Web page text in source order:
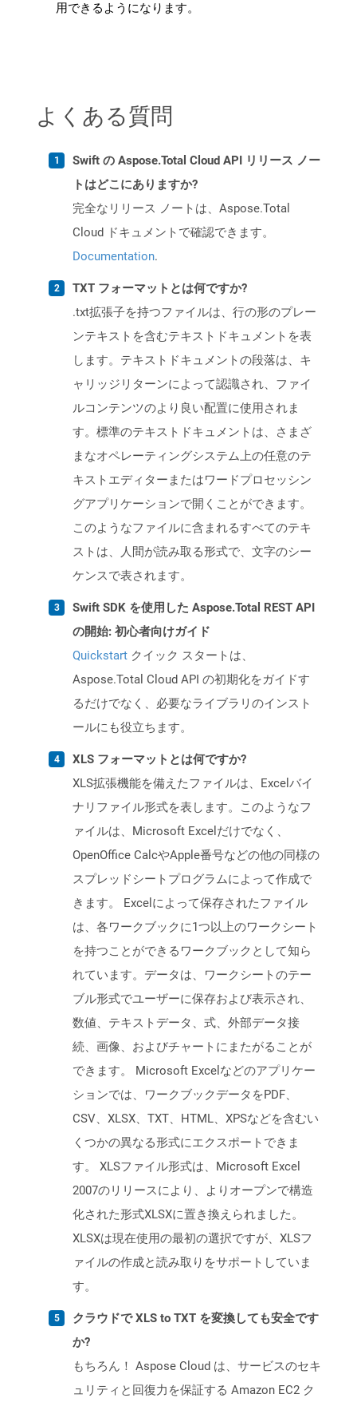
用できるようになります。
よくある質問
Swift の Aspose.Total Cloud API リリース ノー
トはどこにありますか?
完全なリリース ノートは、Aspose.Total
Cloud ドキュメントで確認できます。
Documentation.
TXT フォーマットとは何ですか?
.txt拡張子を持つファイルは、行の形のプレー
ンテキストを含むテキストドキュメントを表
します。テキストドキュメントの段落は、キ
ャリッジリターンによって認識され、ファイ
ルコンテンツのより良い配置に使用されま
す。標準のテキストドキュメントは、さまざ
まなオペレーティングシステム上の任意のテ
キストエディターまたはワードプロセッシン
グアプリケーションで開くことができます。
このようなファイルに含まれるすべてのテキ
ストは、人間が読み取る形式で、文字のシー
ケンスで表されます。
Swift SDK を使用した Aspose.Total REST API
の開始: 初心者向けガイド
Quickstart クイック スタートは、
Aspose.Total Cloud API の初期化をガイドす
るだけでなく、必要なライブラリのインスト
ールにも役立ちます。
XLS フォーマットとは何ですか?
XLS拡張機能を備えたファイルは、Excelバイ
ナリファイル形式を表します。このようなフ
ァイルは、Microsoft Excelだけでなく、
OpenOffice CalcやApple番号などの他の同様の
スプレッドシートプログラムによって作成で
きます。 Excelによって保存されたファイル
は、各ワークブックに1つ以上のワークシート
を持つことができるワークブックとして知ら
れています。データは、ワークシートのテー
ブル形式でユーザーに保存および表示され、
数値、テキストデータ、式、外部データ接
続、画像、およびチャートにまたがることが
できます。 Microsoft Excelなどのアプリケー
ションでは、ワークブックデータをPDF、
CSV、XLSX、TXT、HTML、XPSなどを含むい
くつかの異なる形式にエクスポートできま
す。 XLSファイル形式は、Microsoft Excel
2007のリリースにより、よりオープンで構造
化された形式XLSXに置き換えられました。
XLSXは現在使用の最初の選択ですが、XLSフ
ァイルの作成と読み取りをサポートしていま
す。
クラウドで XLS to TXT を変換しても安全です
か?
もちろん！ Aspose Cloud は、サービスのセキ
ュリティと回復力を保証する Amazon EC2 ク